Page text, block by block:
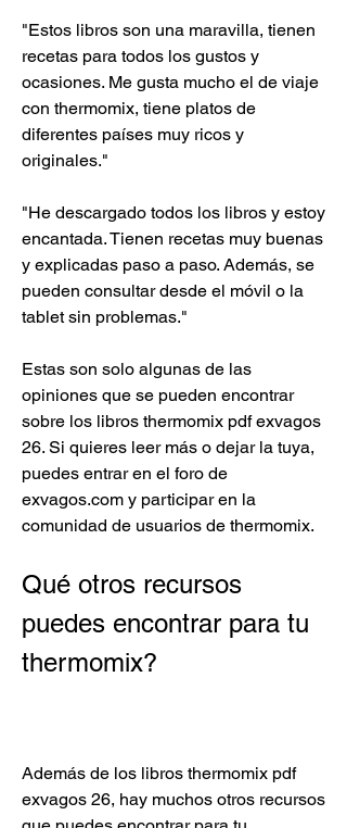
"Estos libros son una maravilla, tienen
recetas para todos los gustos y
ocasiones. Me gusta mucho el de viaje
con thermomix, tiene platos de
diferentes países muy ricos y
originales."
"He descargado todos los libros y estoy
encantada. Tienen recetas muy buenas
y explicadas paso a paso. Además, se
pueden consultar desde el móvil o la
tablet sin problemas."
Estas son solo algunas de las
opiniones que se pueden encontrar
sobre los libros thermomix pdf exvagos
26. Si quieres leer más o dejar la tuya,
puedes entrar en el foro de
exvagos.com y participar en la
comunidad de usuarios de thermomix.
Qué otros recursos
puedes encontrar para tu
thermomix?
Además de los libros thermomix pdf
exvagos 26, hay muchos otros recursos